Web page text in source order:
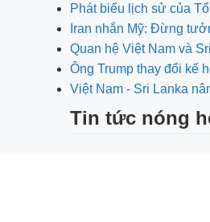
Phát biểu lịch sử của
Iran nhắn Mỹ: Đừng
Quan hệ Việt Nam và
Ông Trump thay đổi kế
Việt Nam - Sri Lanka
Tin tức nóng